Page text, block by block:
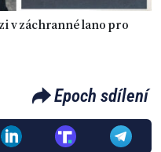
v záchranné lano pro
Epoch sdílení